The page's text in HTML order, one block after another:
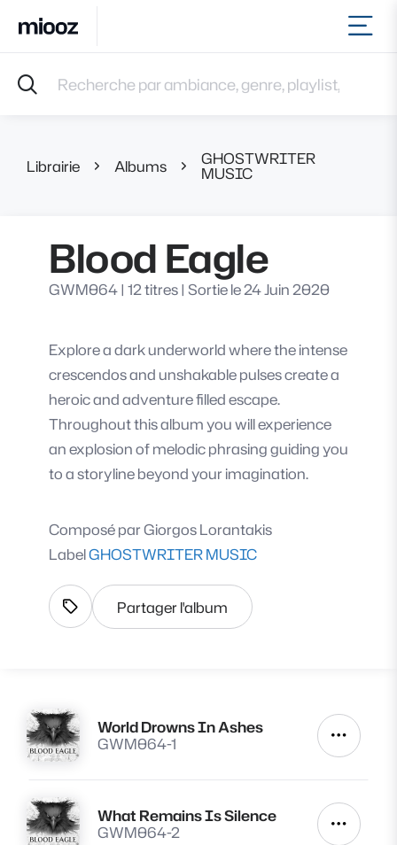
Accueil
Musiques
Playlists
Connexion
Librairie Albums GHOSTWRITER
MUSIC
Blood Eagle
GWM064| 12 titres| Sortie le 24 Juin 2020
Explore a dark underworld where the intense
crescendos and unshakable pulses create a
heroic and adventure filled escape.
Throughout this album you will experience
an explosion of melodic phrasing guiding you
to a storyline beyond your imagination.
Composé parGiorgos Lorantakis
LabelGHOSTWRITER MUSIC
Afficher les tags
Partager l'album
Lire
World Drowns In Ashes
GWM064-1
Autres
Lire
What Remains Is Silence
GWM064-2
Autres